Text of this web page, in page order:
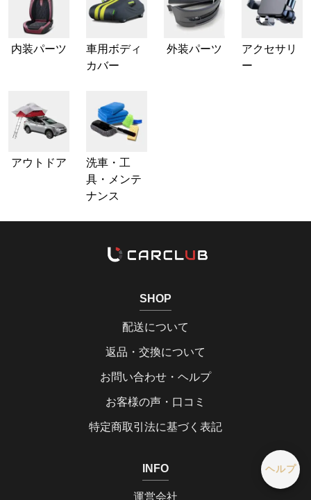
内装パーツ
車用ボディ
カバー
外装パーツ
アクセサリ
ー
アウトドア
洗車・工
具・メンテ
ナンス
SHOP
配送について
返品・交換について
お問い合わせ・ヘルプ
お客様の声・口コミ
特定商取引法に基づく表記
INFO
運営会社
ヘルプ